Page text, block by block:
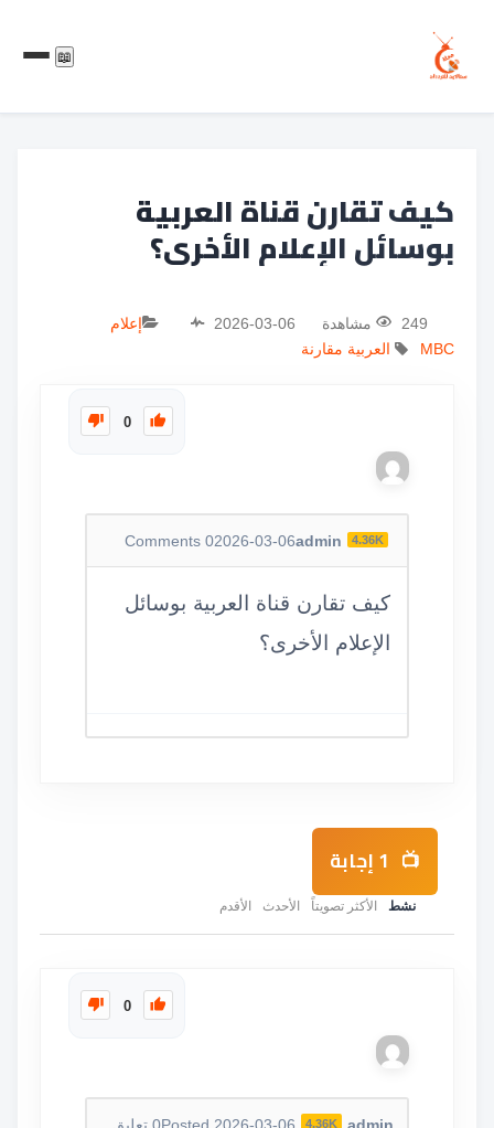
📖
كيف تقارن قناة العربية
بوسائل الإعلام الأخرى؟
249 مشاهدة 2026-03-06
إعلام
MBC
العربية مقارنة
0
admin 4.36K
2026-03-06
0
كيف تقارن قناة العربية بوسائل
الإعلام الأخرى؟
1إجابة
نشط الأكثر تصويتاً الأحدث الأقدم
0
admin
4.36K
Posted 2026-03-06
0 تعليق